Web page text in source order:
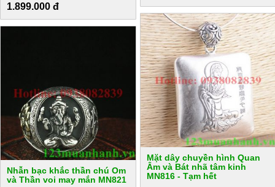
1.899.000 đ
Mặt dây chuyền hình Quan
Âm và Bát nhã tâm kinh
MN816 - Tạm hết
Nhẫn bạc khắc thần chú Om
và Thần voi may mắn MN821